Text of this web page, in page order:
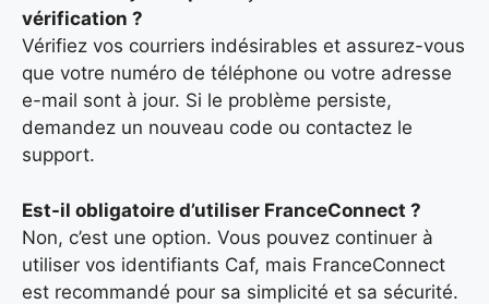
vérification ?
Vérifiez vos courriers indésirables et assurez-vous
que votre numéro de téléphone ou votre adresse
e-mail sont à jour. Si le problème persiste,
demandez un nouveau code ou contactez le
support.
Est-il obligatoire d’utiliser FranceConnect ?
Non, c’est une option. Vous pouvez continuer à
utiliser vos identifiants Caf, mais FranceConnect
est recommandé pour sa simplicité et sa sécurité.